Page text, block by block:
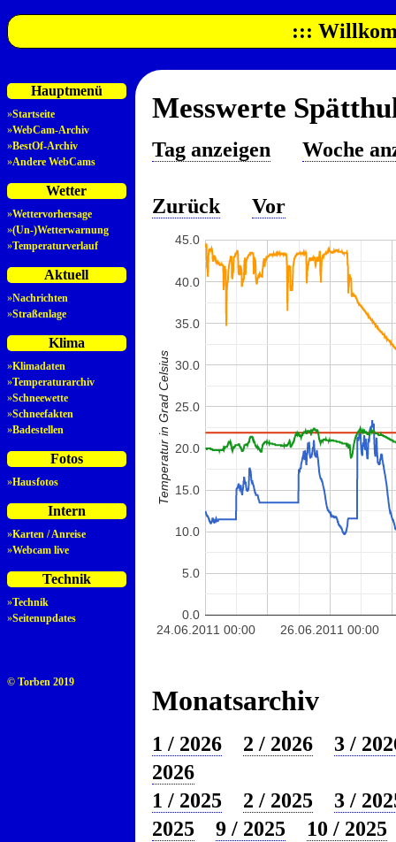
:::
Hauptmenü
»Startseite
»WebCam-Archiv
»BestOf-Archiv
»Andere WebCams
Wetter
»Wettervorhersage
»(Un-)Wetterwarnung
»Temperaturverlauf
Aktuell
»Nachrichten
»Straßenlage
Klima
»Klimadaten
»Temperaturarchiv
»Schneewette
»Schneefakten
»Badestellen
Fotos
»Hausfotos
Intern
»Karten / Anreise
»Webcam live
Technik
»Technik
»Seitenupdates
© Torben 2019
Messwerte
Tag anzeigen Woche
Zurück Vor
24.06.2011 00:00 26.06.2011 00:00
0.0
5.0
10.0
15.0
20.0
25.0
30.0
35.0
40.0
45.0
Temperatur in Grad Celsius
Monatsarchiv
1 / 2026 2 / 2026
3 /
2026
1 / 2025
2 / 2025
3 /
2025
9 / 2025
10 / 2025